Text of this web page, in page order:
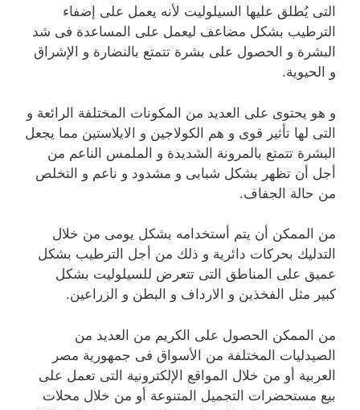
التى يُطلق عليها السيلوليت لأنه يعمل على إضفاء
الترطيب بشكل مضاعف ليعمل على المساعدة فى شد
البشرة و الحصول على بشرة تتمتع بالنضارة و الإشراق
و الحيوية.
و هو يحتوى على العديد من المكونات المختلفة الرائعة و
التى لها تأثير قوى و هم الكولاجين و الايلاستين مما يجعل
البشرة تتمتع بالمرونة الشديدة و الملمس الناعم من
أجل أن تظهر بشكل شبابى و مشدود و ناعم و التخلص
من حالة الجفاف.
من الممكن أن يتم أستخدامه بشكل يومى من خلال
التدليك بحركات دائرية و ذلك من أجل الترطيب بشكل
عميق على المناطق التى تتعرض للسيلوليت بشكل
كبير مثل الفخذين و الارداف و البطن و الزراعين.
من الممكن الحصول على الكريم من العديد من
الصيدليات المختلفة من الأسواق فى جمهورية مصر
العربية أو من خلال المواقع الإلكترونية التى تعمل على
بيع مستحضرات التجميل المتنوعة أو من خلال محلات